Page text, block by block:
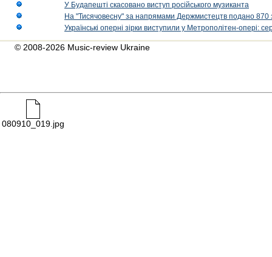
У Будапешті скасовано виступ російського музиканта
На "Тисячовесну" за напрямами Держмистецтв подано 870
Українські оперні зірки виступили у Метрополітен-опері:
© 2008-2026 Music-review Ukraine
080910_019.jpg